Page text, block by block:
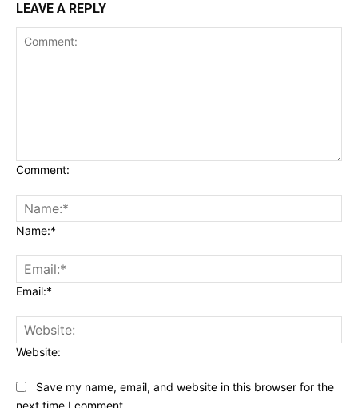
LEAVE A REPLY
Comment:
Name:*
Email:*
Website:
Save my name, email, and website in this browser for the
next time I comment.